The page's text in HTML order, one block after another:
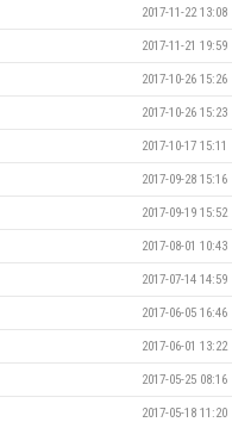
2017-11-22 13:08
2017-11-21 19:59
2017-10-26 15:26
2017-10-26 15:23
2017-10-17 15:11
2017-09-28 15:16
2017-09-19 15:52
2017-08-01 10:43
2017-07-14 14:59
2017-06-05 16:46
2017-06-01 13:22
2017-05-25 08:16
2017-05-18 11:20